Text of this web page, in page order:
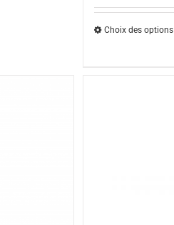
Choix des options